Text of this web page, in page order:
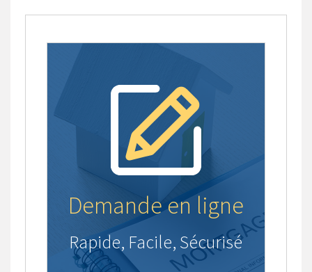
Demande en ligne
Rapide, Facile, Sécurisé